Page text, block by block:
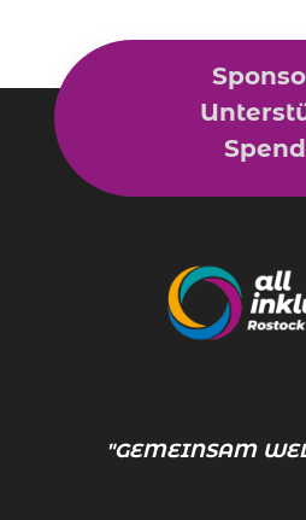
"GEMEINSAM